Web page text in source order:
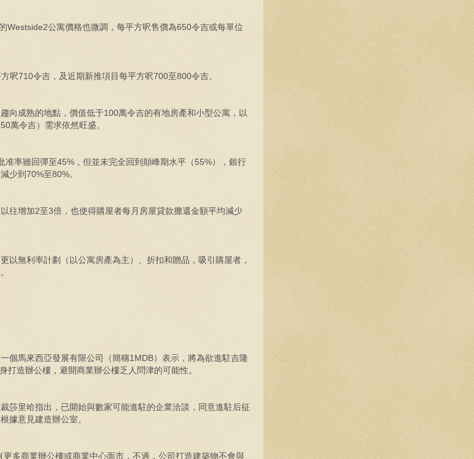
Westside2公寓價格也微調，每平方呎售價為650令吉或每單位
呎710令吉，及近期新推項目每平方呎700至800令吉。
向成熟的地點，價值低于100萬令吉的有地房產和小型公寓，以
萬令吉）需求依然旺盛。
率雖回彈至45%，但並未完全回到顛峰期水平（55%），銀行
少到70%至80%。
往增加2至3倍，也使得購屋者每月房屋貸款攤還金額平均減少
以無利率計劃（以公寓房產為主）、折扣和贈品，吸引購屋者，
個馬來西亞發展有限公司（簡稱1MDB）表示，將為欲進駐吉隆
打造辦公樓，避開商業辦公樓乏人問津的可能性。
莎里哈指出，已開始與數家可能進駐的企業洽談，同意進駐后征
據意見建造辦公室。
多商業辦公樓或商業中心面市，不過，公司打造建築物不會與